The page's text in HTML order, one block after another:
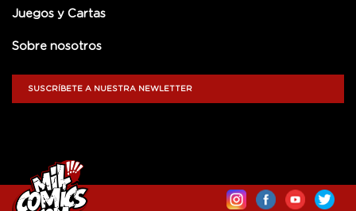
Juegos y Cartas
Sobre nosotros
SUSCRÍBETE A NUESTRA NEWLETTER